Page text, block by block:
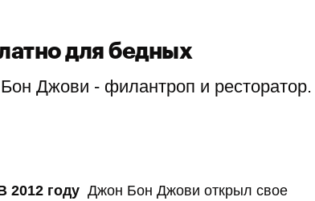
для бедных
Джови - филантроп и ресторатор.
2012 году Джон Бон Джови открыл свое